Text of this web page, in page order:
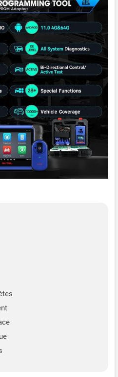
pouvez choisir mode
🥇🥇【Contrôle
Tous Diagnostics
PRO a même niveau
MX808 et prend en charge
Il vous permet envoyer
ECU, en fonction
s'il est réparé.
complets pour
afficher données en
geler trame
moteur, transmission,
Châssis. 👉Pour toute
à l'adresse : 💌
🥇🥇【28+ Service】
MK808TS/ MK808/
outil diagnostic
quotidien: réinitialisation
A/F Adjust,
Remarque: fonctions
selon véhicules.
VIN # 💌
vérifier compatibilité.
2 Ans Mise à Jour Grat-
】 Autel IM508S PRO a
pour étendre la
2 ans de mise à jour
les rapports de